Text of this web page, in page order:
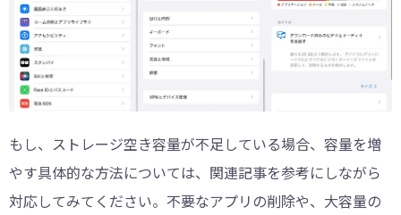
もし、ストレージ空き容量が不足している場合、容量を増
やす具体的な方法については、関連記事を参考にしながら
対応してみてください。不要なアプリの削除や、大容量の